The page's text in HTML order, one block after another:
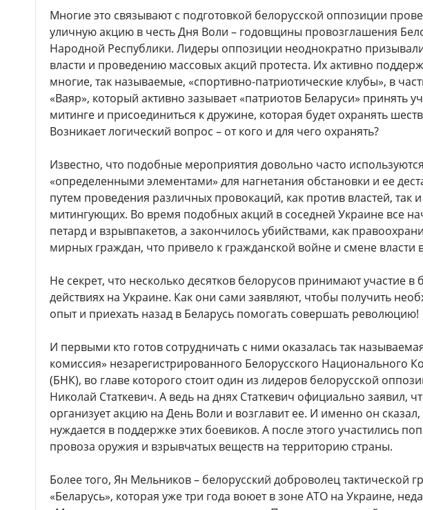
Многие это связывают с подготовкой белорусской оппозиции
уличную акцию в честь Дня Воли – годовщины провозглашения
Народной Республики. Лидеры оппозиции неоднократно
власти и проведению массовых акций протеста. Их активно
многие, так называемые, «спортивно-патриотические клубы», в
«Ваяр», который активно зазывает «патриотов Беларуси» принять
митинге и присоединиться к дружине, которая будет охранять
Возникает логический вопрос – от кого и для чего охранять?
Известно, что подобные мероприятия довольно часто используются
«определенными элементами» для нагнетания обстановки и ее
путем проведения различных провокаций, как против властей, так
митингующих. Во время подобных акций в соседней Украине все
петард и взрывпакетов, а закончилось убийствами, как
мирных граждан, что привело к гражданской войне и смене власти
Не секрет, что несколько десятков белорусов принимают участие в
действиях на Украине. Как они сами заявляют, чтобы получить
опыт и приехать назад в Беларусь помогать совершать революцию!
И первыми кто готов сотрудничать с ними оказалась так
комиссия» незарегистрированного Белорусского Национального
(БНК), во главе которого стоит один из лидеров белорусской
Николай Статкевич. А ведь на днях Статкевич официально заявил,
организует акцию на День Воли и возглавит ее. И именно он сказал,
нуждается в поддержке этих боевиков. А после этого участились
провоза оружия и взрывчатых веществ на территорию страны.
Более того, Ян Мельников – белорусский доброволец тактической
«Беларусь», которая уже три года воюет в зоне АТО на Украине,